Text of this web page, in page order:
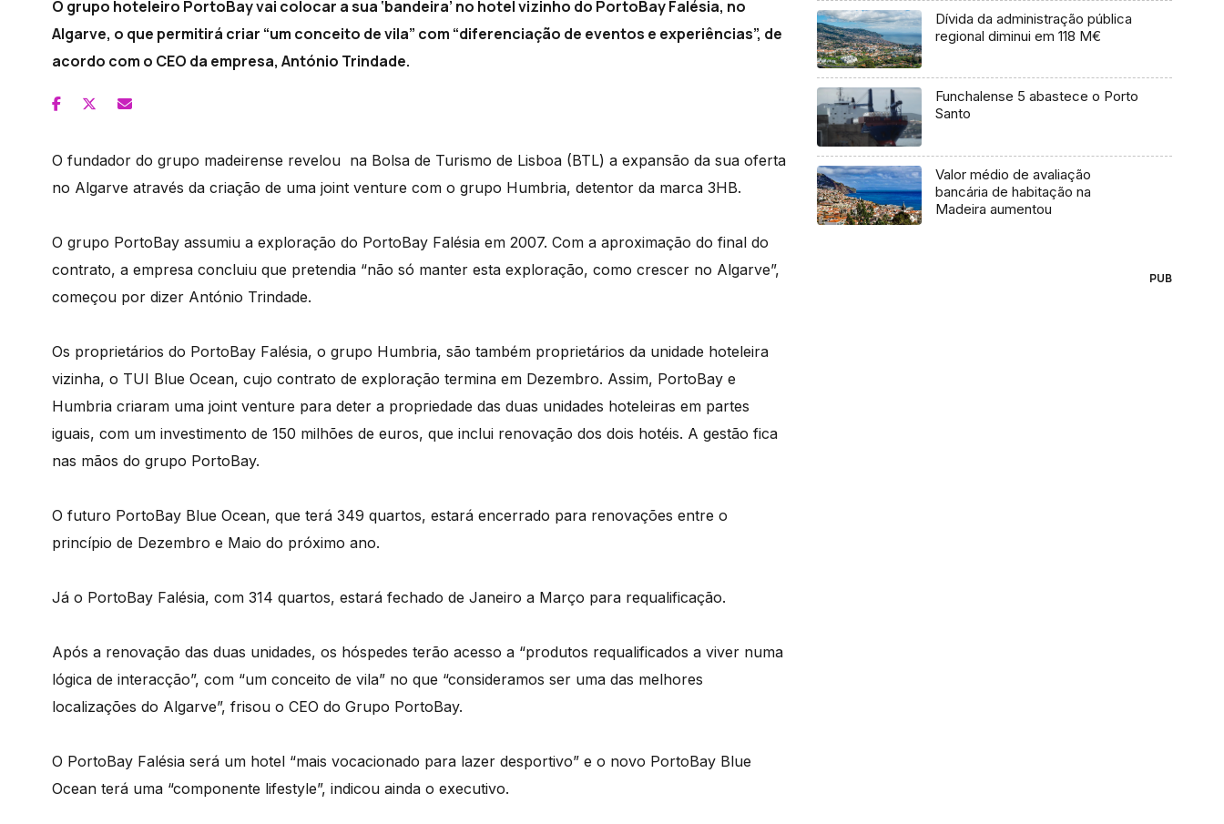
O grupo hoteleiro PortoBay vai colocar a sua ‘bandeira’ no hotel vizinho do PortoBay Falésia, no
Algarve, o que permitirá criar “um conceito de vila” com “diferenciação de eventos e experiências”, de
acordo com o CEO da empresa, António Trindade.
O fundador do grupo madeirense revelou na Bolsa de Turismo de Lisboa (BTL) a expansão da sua oferta
no Algarve através da criação de uma joint venture com o grupo Humbria, detentor da marca 3HB.
O grupo PortoBay assumiu a exploração do PortoBay Falésia em 2007. Com a aproximação do final do
contrato, a empresa concluiu que pretendia “não só manter esta exploração, como crescer no Algarve”,
começou por dizer António Trindade.
Os proprietários do PortoBay Falésia, o grupo Humbria, são também proprietários da unidade hoteleira
vizinha, o TUI Blue Ocean, cujo contrato de exploração termina em Dezembro. Assim, PortoBay e
Humbria criaram uma joint venture para deter a propriedade das duas unidades hoteleiras em partes
iguais, com um investimento de 150 milhões de euros, que inclui renovação dos dois hotéis. A gestão fica
nas mãos do grupo PortoBay.
O futuro PortoBay Blue Ocean, que terá 349 quartos, estará encerrado para renovações entre o
princípio de Dezembro e Maio do próximo ano.
Já o PortoBay Falésia, com 314 quartos, estará fechado de Janeiro a Março para requalificação.
Após a renovação das duas unidades, os hóspedes terão acesso a “produtos requalificados a viver numa
lógica de interacção”, com “um conceito de vila” no que “consideramos ser uma das melhores
localizações do Algarve”, frisou o CEO do Grupo PortoBay.
O PortoBay Falésia será um hotel “mais vocacionado para lazer desportivo” e o novo PortoBay Blue
Ocean terá uma “componente lifestyle”, indicou ainda o executivo.
Dívida da administração pública
regional diminui em 118 M€
Funchalense 5 abastece o Porto
Santo
Valor médio de avaliação
bancária de habitação na
Madeira aumentou
PUB